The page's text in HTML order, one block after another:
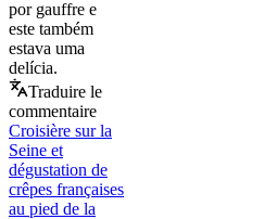
por gauffre e
este também
estava uma
delícia.
Traduire le
commentaire
Croisière sur la
Seine et
dégustation de
crêpes françaises
au pied de la